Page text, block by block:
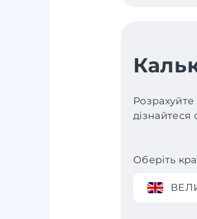
Розрахуйте
дізнайтеся
Оберіть